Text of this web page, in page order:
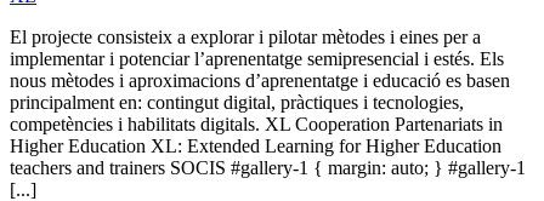
El projecte consisteix a explorar i pilotar mètodes i eines per a
implementar i potenciar l’aprenentatge semipresencial i estés. Els
nous mètodes i aproximacions d’aprenentatge i educació es basen
principalment en: contingut digital, pràctiques i tecnologies,
competències i habilitats digitals. XL Cooperation Partenariats in
Higher Education XL: Extended Learning for Higher Education
teachers and trainers SOCIS #gallery-1 { margin: auto; } #gallery-1
[...]